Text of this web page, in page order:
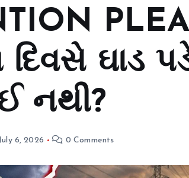
દિવસે ઘાડ
નથી?
6, 2026 0 Comments